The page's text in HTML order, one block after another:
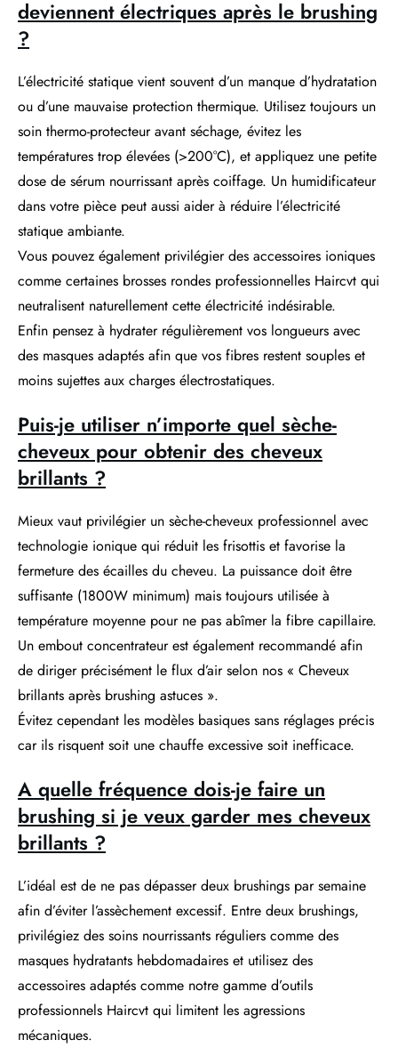
deviennent électriques après le brushing
?
L’électricité statique vient souvent d’un manque d’hydratation
ou d’une mauvaise protection thermique. Utilisez toujours un
soin thermo-protecteur avant séchage, évitez les
températures trop élevées (>200°C), et appliquez une petite
dose de sérum nourrissant après coiffage. Un humidificateur
dans votre pièce peut aussi aider à réduire l’électricité
statique ambiante.
Vous pouvez également privilégier des accessoires ioniques
comme certaines brosses rondes professionnelles Haircvt qui
neutralisent naturellement cette électricité indésirable.
Enfin pensez à hydrater régulièrement vos longueurs avec
des masques adaptés afin que vos fibres restent souples et
moins sujettes aux charges électrostatiques.
Puis-je utiliser n’importe quel sèche-
cheveux pour obtenir des cheveux
brillants ?
Mieux vaut privilégier un sèche-cheveux professionnel avec
technologie ionique qui réduit les frisottis et favorise la
fermeture des écailles du cheveu. La puissance doit être
suffisante (1800W minimum) mais toujours utilisée à
température moyenne pour ne pas abîmer la fibre capillaire.
Un embout concentrateur est également recommandé afin
de diriger précisément le flux d’air selon nos « Cheveux
brillants après brushing astuces ».
Évitez cependant les modèles basiques sans réglages précis
car ils risquent soit une chauffe excessive soit inefficace.
A quelle fréquence dois-je faire un
brushing si je veux garder mes cheveux
brillants ?
L’idéal est de ne pas dépasser deux brushings par semaine
afin d’éviter l’assèchement excessif. Entre deux brushings,
privilégiez des soins nourrissants réguliers comme des
masques hydratants hebdomadaires et utilisez des
accessoires adaptés comme notre gamme d’outils
professionnels Haircvt qui limitent les agressions
mécaniques.